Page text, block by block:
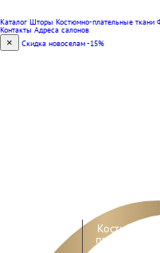
Каталог Шторы Костюмно-плательные ткани
Контакты Адреса салонов
× Скидка новоселам -15%
Костюмно-
плательные